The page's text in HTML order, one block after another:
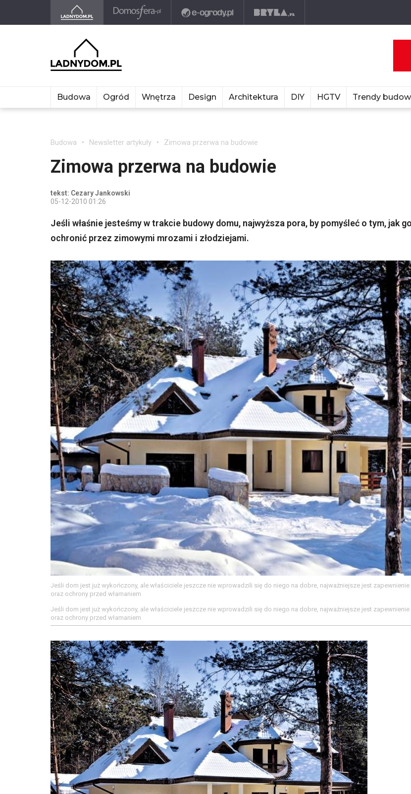
Budowa Ogród Wnętrza Design Architektura DIY HGTV Trendy
Budowa Newsletter artykuły Zimowa przerwa na budowie
Zimowa przerwa na budowie
tekst: Cezary Jankowski
05-12-2010 01:26
Jeśli właśnie jesteśmy w trakcie budowy domu, najwyższa pora, by pomyśleć o tym, jak go
ochronić przez zimowymi mrozami i złodziejami.
Jeśli dom jest już wykończony, ale właściciele jeszcze nie wprowadzili się do niego na dobre, najważniejsze jest
oraz ochrony przed włamaniem
Jeśli dom jest już wykończony, ale właściciele jeszcze nie wprowadzili się do niego na dobre, najważniejsze jest
oraz ochrony przed włamaniem